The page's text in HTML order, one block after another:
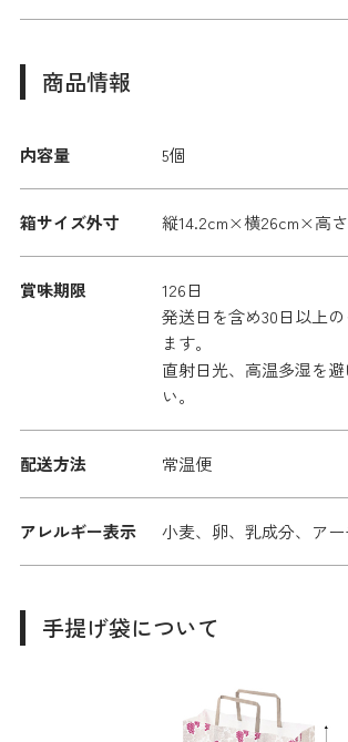
商品情報
内容量 5個
箱サイズ外寸 縦14.2cm×横26cm×高
賞味期限
126日
発送日を含め30日以上
ます。
直射日光、高温多湿を
い。
配送方法 常温便
アレルギー表示 小麦、卵、乳成分、アー
手提げ袋について